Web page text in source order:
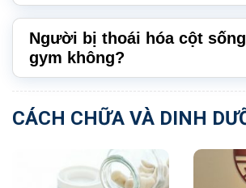
Người bị thoái hóa cột
gym không?
CÁCH CHỮA VÀ DINH